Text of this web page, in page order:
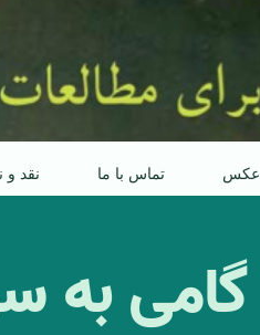
عکس تماس با ما نقد و
گامی به